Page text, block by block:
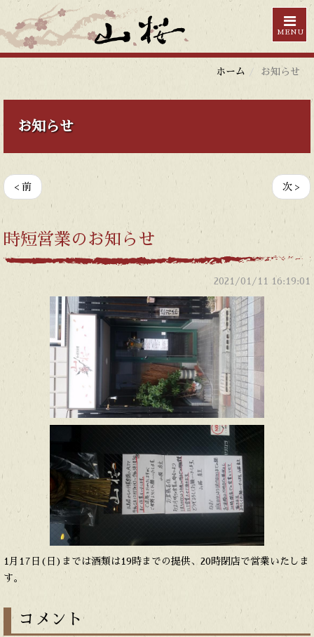
ホーム お知らせ
お知らせ
< 前 次 >
時短営業のお知らせ
2021/01/11 16:19:01
1月17日(日)までは酒類は19時までの提供、20時閉店で営業いたしま
す。
コメント
MENU